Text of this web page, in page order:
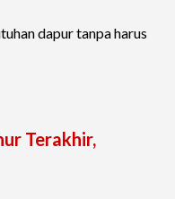
dapur tanpa harus
Terakhir,